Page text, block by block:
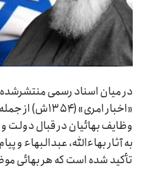
«اخبار امری»
وظایف بهائیان در قبال دولت
به آثار بهاءالله، عبدالبهاء
تأکید شده است که هر بهائی